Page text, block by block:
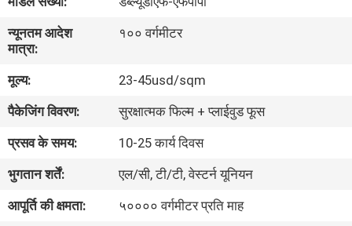
कारखाना
भ्रमण
गुणवत्ता
नियंत्रण
संपर्क
करें
न्यूनतम आदेश
मात्रा:
१०० वर्गमीटर
मूल्य:
23-45usd/sqm
पैकेजिंग विवरण:
सुरक्षात्मक फिल्म + प्लाईवुड फूस
प्रसव के समय:
10-25 कार्य दिवस
भुगतान शर्तें:
एल/सी, टी/टी, वेस्टर्न यूनियन
आपूर्ति की क्षमता:
५०००० वर्गमीटर प्रति माह